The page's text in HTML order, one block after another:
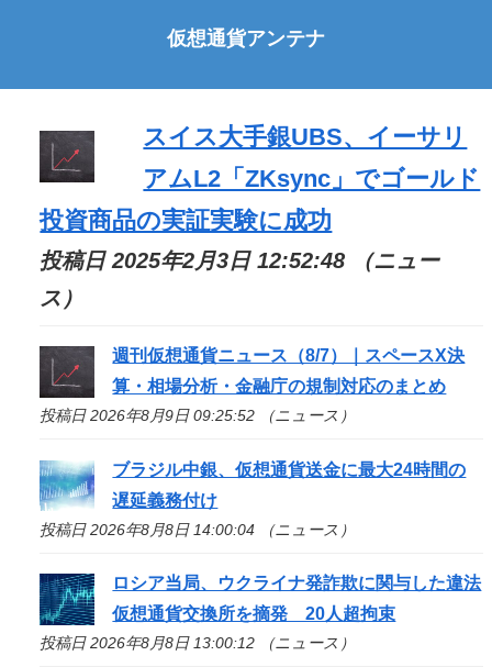
仮想通貨アンテナ
スイス大手銀UBS、イーサリ
アムL2「ZKsync」でゴールド
投資商品の実証実験に成功
投稿日 2025年2月3日 12:52:48 （ニュー
ス）
週刊仮想通貨ニュース（8/7）｜スペースX決
算・相場分析・金融庁の規制対応のまとめ
投稿日 2026年8月9日 09:25:52 （ニュース）
ブラジル中銀、仮想通貨送金に最大24時間の
遅延義務付け
投稿日 2026年8月8日 14:00:04 （ニュース）
ロシア当局、ウクライナ発詐欺に関与した違法
仮想通貨交換所を摘発 20人超拘束
投稿日 2026年8月8日 13:00:12 （ニュース）